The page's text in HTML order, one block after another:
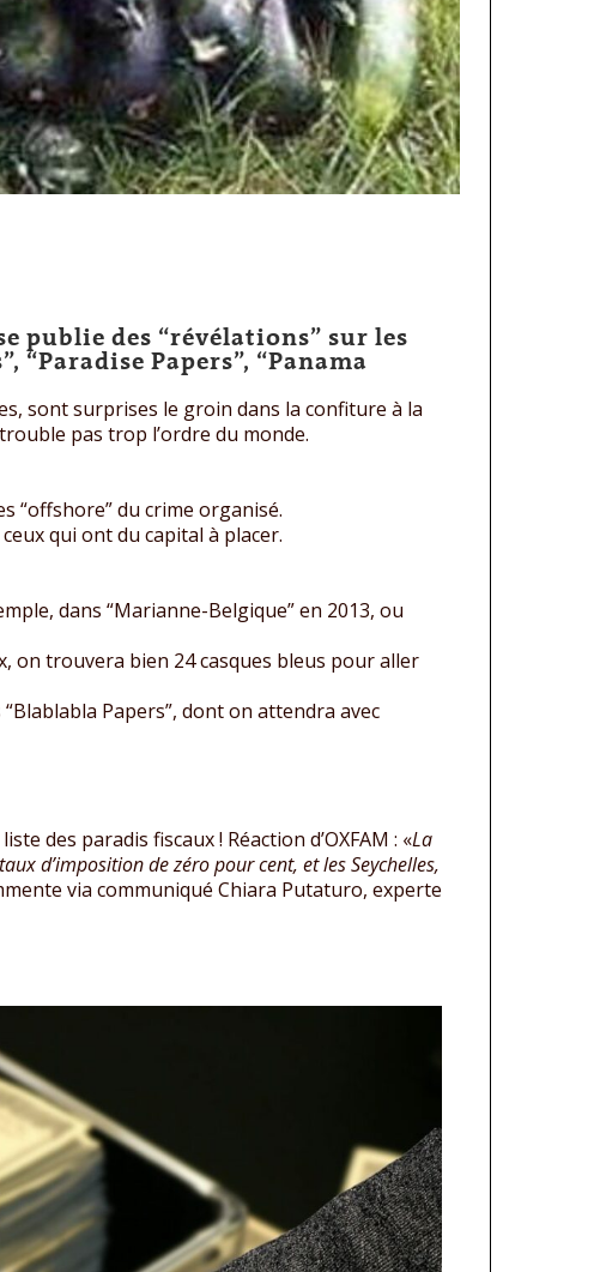
publie des “révélations” sur les
“Paradise Papers”, “Panama
sont surprises le groin dans la confiture à la
pas trop l’ordre du monde.
“offshore” du crime organisé.
qui ont du capital à placer.
dans “Marianne-Belgique” en 2013, ou
on trouvera bien 24 casques bleus pour aller
Papers”, dont on attendra avec
des paradis fiscaux ! Réaction d’OXFAM : «La
d’imposition de zéro pour cent, et les Seychelles,
via communiqué Chiara Putaturo, experte